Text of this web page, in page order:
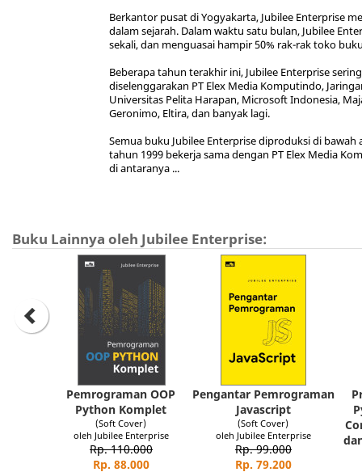
Berkantor pusat di Yogyakarta, Jubilee Enterprise
dalam sejarah. Dalam waktu satu bulan, Jubilee
sekali, dan menguasai hampir 50% rak-rak toko
Beberapa tahun terakhir ini, Jubilee Enterprise
diselenggarakan PT Elex Media Komputindo,
Universitas Pelita Harapan, Microsoft Indonesia,
Geronimo, Eltira, dan banyak lagi.
Semua buku Jubilee Enterprise diproduksi di
tahun 1999 bekerja sama dengan PT Elex Media
di antaranya ...
Buku Lainnya oleh Jubilee Enterprise:
Pemrograman OOP
Python Komplet
(Soft Cover)
oleh Jubilee Enterprise
Rp. 110.000
Rp. 88.000
Pengantar Pemrograman
Javascript
(Soft Cover)
oleh Jubilee Enterprise
Rp. 99.000
Rp. 79.200